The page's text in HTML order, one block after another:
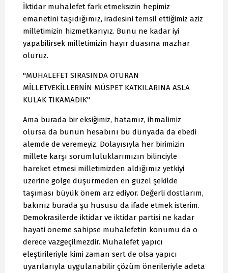
İktidar muhalefet fark etmeksizin hepimiz
emanetini taşıdığımız, iradesini temsil ettiğimiz aziz
milletimizin hizmetkarıyız. Bunu ne kadar iyi
yapabilirsek milletimizin hayır duasına mazhar
oluruz.
"MUHALEFET SIRASINDA OTURAN
MİLLETVEKİLLERNİN MÜSPET KATKILARINA ASLA
KULAK TIKAMADIK"
Ama burada bir eksiğimiz, hatamız, ihmalimiz
olursa da bunun hesabını bu dünyada da ebedi
alemde de veremeyiz. Dolayısıyla her birimizin
millete karşı sorumluluklarımızın bilinciyle
hareket etmesi milletimizden aldığımız yetkiyi
üzerine gölge düşürmeden en güzel şekilde
taşıması büyük önem arz ediyor. Değerli dostlarım,
bakınız burada şu hususu da ifade etmek isterim.
Demokrasilerde iktidar ve iktidar partisi ne kadar
hayati öneme sahipse muhalefetin konumu da o
derece vazgeçilmezdir. Muhalefet yapıcı
eleştirileriyle kimi zaman sert de olsa yapıcı
uyarılarıyla uygulanabilir çözüm önerileriyle adeta